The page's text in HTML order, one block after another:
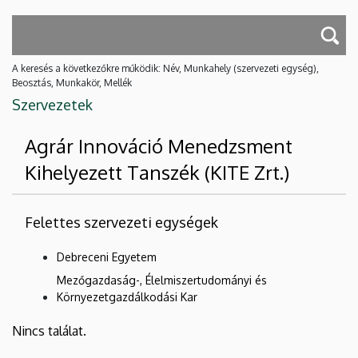
A keresés a következőkre működik: Név, Munkahely (szervezeti egység),
Beosztás, Munkakör, Mellék
Szervezetek
Agrár Innováció Menedzsment
Kihelyezett Tanszék (KITE Zrt.)
Felettes szervezeti egységek
Debreceni Egyetem
Mezőgazdaság-, Élelmiszertudományi és
Környezetgazdálkodási Kar
Nincs találat.